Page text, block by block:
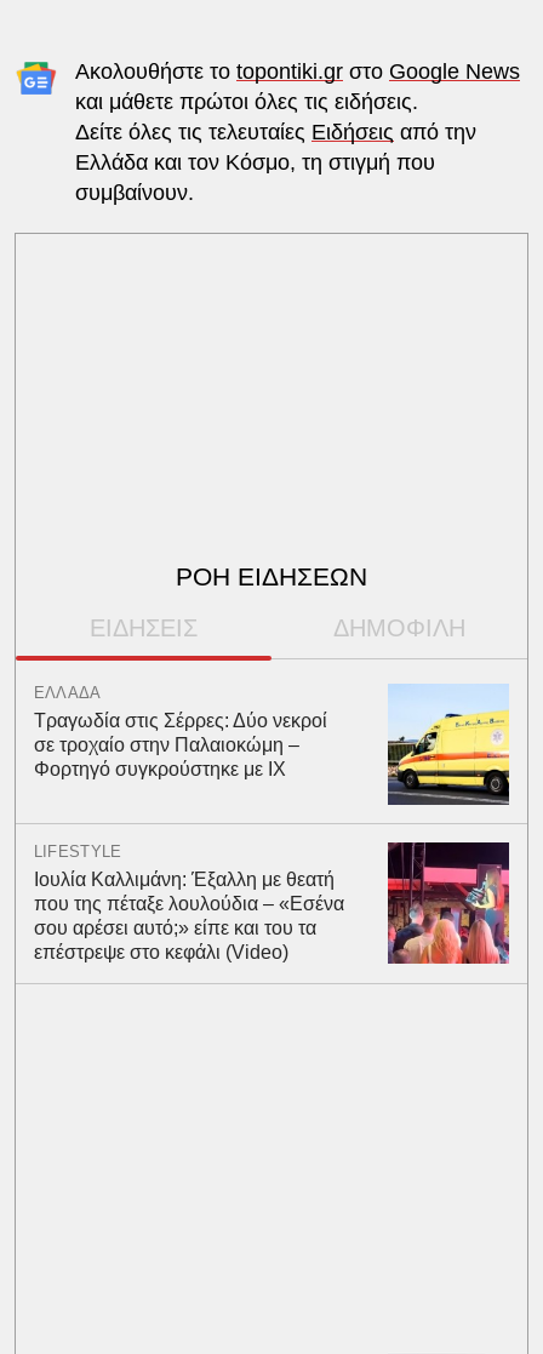
Ακολουθήστε το topontiki.grστο Google News
και μάθετε πρώτοι όλες τις ειδήσεις.
Δείτε όλες τις τελευταίες Ειδήσεις από την
Ελλάδα και τον Κόσμο, τη στιγμή που
συμβαίνουν.
ΡΟΗ ΕΙΔΗΣΕΩΝ
ΕΙΔΗΣΕΙΣ ΔΗΜΟΦΙΛΗ
ΕΛΛΑΔΑ
Τραγωδία στις Σέρρες: Δύο νεκροί
σε τροχαίο στην Παλαιοκώμη –
Φορτηγό συγκρούστηκε με ΙΧ
LIFESTYLE
Ιουλία Καλλιμάνη: Έξαλλη με θεατή
που της πέταξε λουλούδια – «Εσένα
σου αρέσει αυτό;» είπε και του τα
επέστρεψε στο κεφάλι (Video)